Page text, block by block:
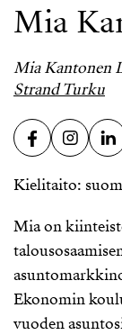
Mia
Mia Kantonen
Strand Turku
Kielitaito:
Mia on
Ekonomin
vuoden